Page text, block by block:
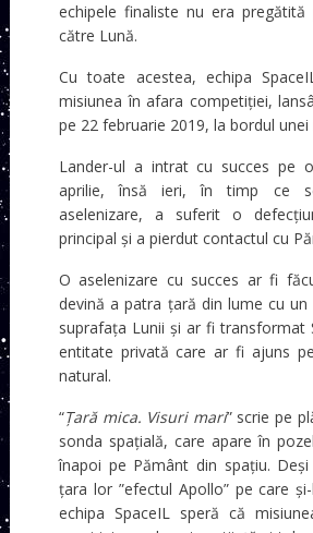
echipele finaliste nu era pregătită
către Lună.
Cu toate acestea, echipa
misiunea în afara competiției,
pe 22 februarie 2019, la bordul
Lander-ul a intrat cu succes pe
aprilie, însă ieri, în timp ce
aselenizare, a suferit o
principal și a pierdut contactul cu
O aselenizare cu succes ar fi
devină a patra țară din lume cu
suprafața Lunii și ar fi transformat
entitate privată care ar fi ajuns
natural.
“Țară mica. Visuri mari” scrie pe
sonda spațială, care apare în
înapoi pe Pământ din spațiu.
țara lor ”efectul Apollo” pe care
echipa SpaceIL speră că